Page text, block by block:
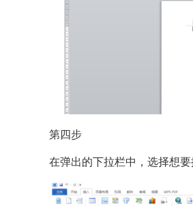
第四步
在弹出的下拉栏中，选择想